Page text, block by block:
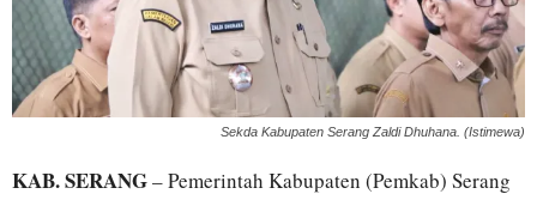
Sekda Kabupaten Serang Zaldi Dhuhana. (Istimewa)
KAB. SERANG– Pemerintah Kabupaten (Pemkab) Serang